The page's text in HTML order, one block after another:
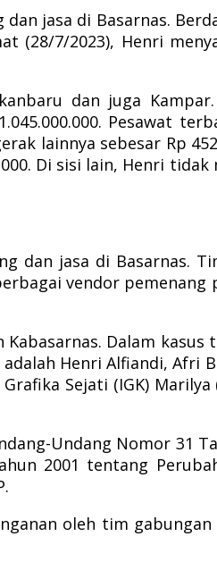
jasa di Basarnas.
(28/7/2023), Henri
dan juga Kampar.
Pesawat
lainnya sebesar Rp
Di sisi lain, Henri tidak
dan jasa di Basarnas.
vendor pemenang
Dalam kasus
adalah Henri Alfiandi, Afri
Sejati (IGK) Marilya
Undang Nomor 31
2001 tentang
oleh tim